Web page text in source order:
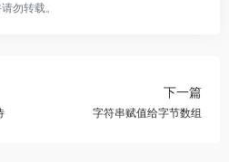
勿转载。
下一篇
字符串赋值给字节数组